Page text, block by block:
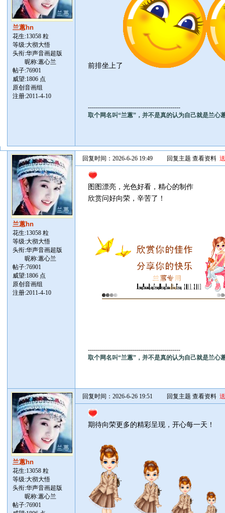
兰蕙hn
花生:13058 粒
等级:大彻大悟
头衔:华声音画超版
昵称:蕙心兰
帖子:76901
威望:1806 点
原创音画组
注册:2011-4-10
前排坐上了
----------------------------------------------
取个网名叫“兰蕙”，并不是真的认为自己就是兰
兰蕙hn
花生:13058 粒
等级:大彻大悟
头衔:华声音画超版
昵称:蕙心兰
帖子:76901
威望:1806 点
原创音画组
注册:2011-4-10
回复时间：2026-6-26 19:49 回复主题 查看资料
图图漂亮，光色好看，精心的制作
欣赏问好向荣，辛苦了！
----------------------------------------------
取个网名叫“兰蕙”，并不是真的认为自己就是兰
兰蕙hn
花生:13058 粒
等级:大彻大悟
头衔:华声音画超版
昵称:蕙心兰
帖子:76901
回复时间：2026-6-26 19:51 回复主题 查看资料
期待向荣更多的精彩呈现，开心每一天！